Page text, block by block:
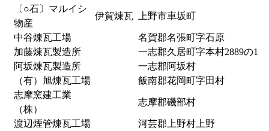
〔○石〕マルイシ
物産
伊賀煉瓦 上野市車坂町
中谷煉瓦工場
名賀郡名張町字石原
加藤煉瓦製造所
一志郡久居町字本村2889の1
阿坂煉瓦製造所
一志郡阿坂村
（有）旭煉瓦工場
飯南郡花岡町字田村
志摩窯建工業
（株）
志摩郡磯部村
渡辺煙管煉瓦工場 河芸郡上野村上野